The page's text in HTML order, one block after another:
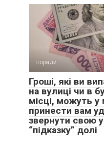
поради
Гроші, які ви
на вулиці чи в
місці, можуть
принести вам
звернути свою
“підказку” долі